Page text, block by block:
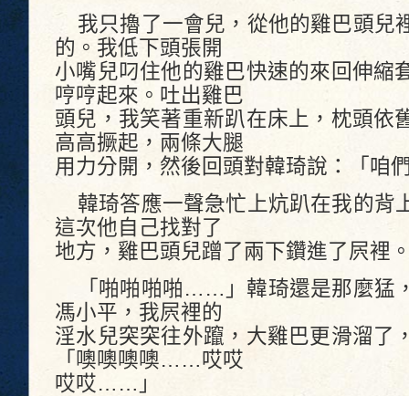
我只擼了一會兒，從他的雞巴頭兒
的。我低下頭張開
小嘴兒叼住他的雞巴快速的來回伸縮
哼哼起來。吐出雞巴
頭兒，我笑著重新趴在床上，枕頭依
高高撅起，兩條大腿
用力分開，然後回頭對韓琦說：「咱
韓琦答應一聲急忙上炕趴在我的背
這次他自己找對了
地方，雞巴頭兒蹭了兩下鑽進了屄裡
「啪啪啪啪……」韓琦還是那麼猛
馮小平，我屄裡的
淫水兒突突往外躥，大雞巴更滑溜了
「噢噢噢噢……哎哎
哎哎……」